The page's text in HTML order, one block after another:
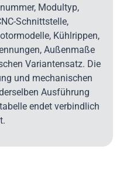
Modultyp,
Schnittstelle,
Kühlrippen,
Außenmaße
Variantensatz. Die
und mechanischen
Ausführung
endet verbindlich